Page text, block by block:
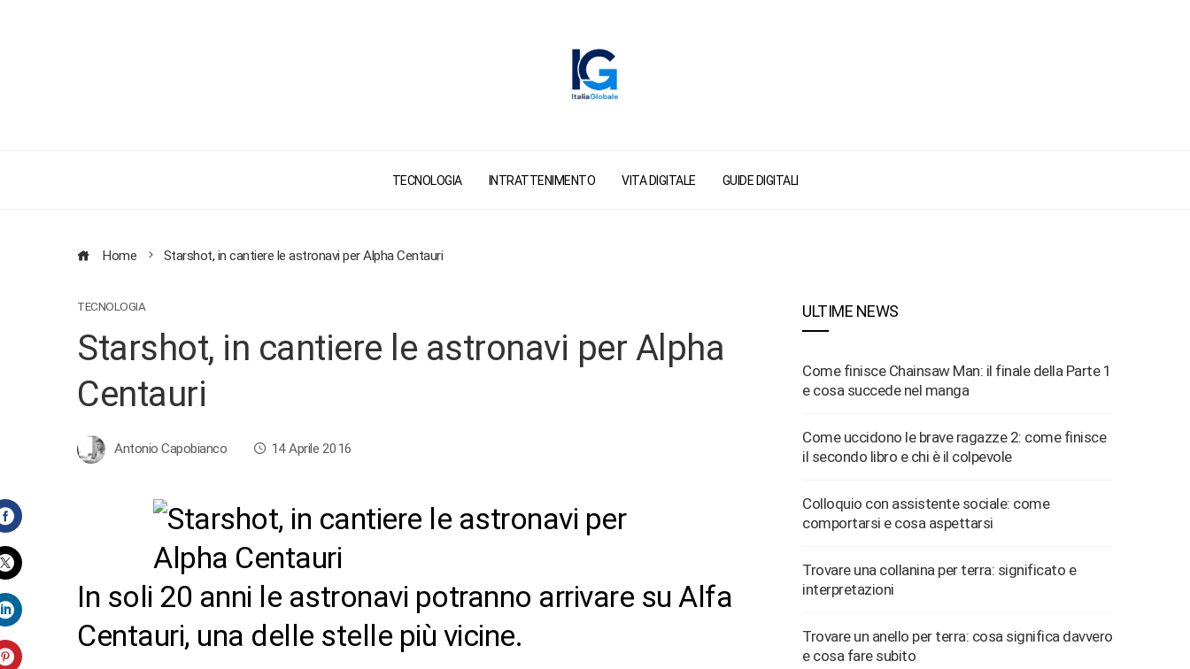
TECNOLOGIA INTRATTENIMENTO VITA DIGITALE GUIDE DIGITALI
Home Starshot, in cantiere le astronavi per Alpha Centauri
TECNOLOGIA
Starshot, in cantiere le astronavi per Alpha
Centauri
Antonio Capobianco 14 Aprile 2016
Facebook
Twitter
LinkedIn
In soli 20 anni le astronavi potranno arrivare su Alfa
Centauri, una delle stelle più vicine.
ULTIME NEWS
Come finisce Chainsaw Man: il finale della Parte 1
e cosa succede nel manga
Come uccidono le brave ragazze 2: come finisce
il secondo libro e chi è il colpevole
Colloquio con assistente sociale: come
comportarsi e cosa aspettarsi
Trovare una collanina per terra: significato e
interpretazioni
Trovare un anello per terra: cosa significa davvero
e cosa fare subito